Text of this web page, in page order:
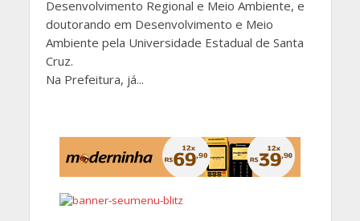
Desenvolvimento Regional e Meio Ambiente, e
doutorando em Desenvolvimento e Meio
Ambiente pela Universidade Estadual de Santa
Cruz.
Na Prefeitura, já...